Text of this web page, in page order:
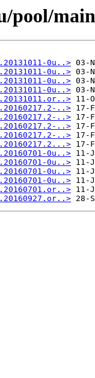
pool/
0u..>
0u..>
0u..>
0u..>
..>
..>
..>
..>
0u..>
0u..>
0u..>
0u..>